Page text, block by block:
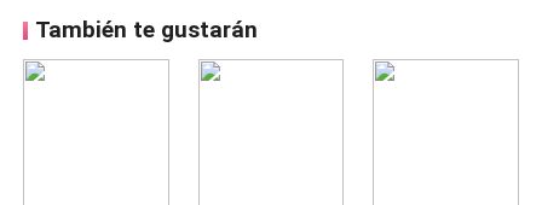
También te gustarán